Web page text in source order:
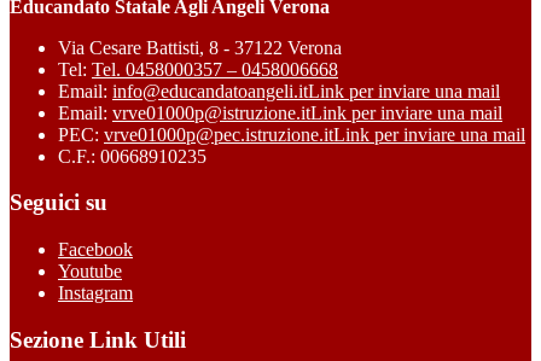
Educandato Statale Agli Angeli Verona
Via Cesare Battisti, 8 - 37122 Verona
Tel: Tel. 0458000357 – 0458006668
Email: info@educandatoangeli.itLink per inviare una mail
Email: vrve01000p@istruzione.itLink per inviare una mail
PEC: vrve01000p@pec.istruzione.itLink per inviare una mail
C.F.: 00668910235
Seguici su
Facebook
Youtube
Instagram
Sezione Link Utili